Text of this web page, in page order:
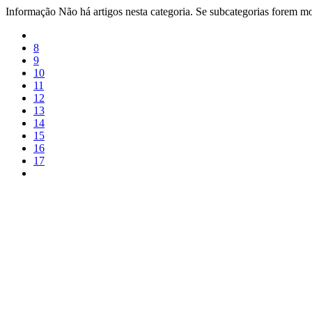
Informação Não há artigos nesta categoria. Se subcategorias forem
8
9
10
11
12
13
14
15
16
17